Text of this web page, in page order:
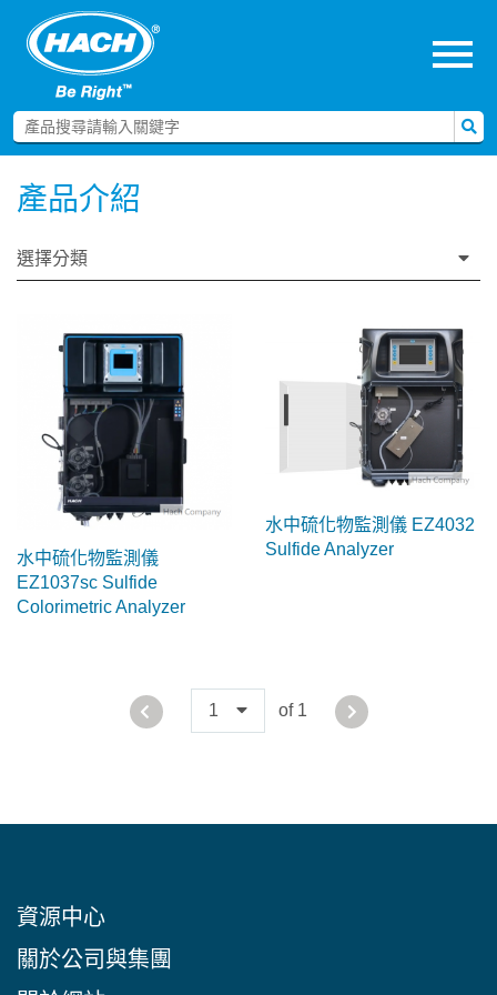
menu
產品介紹
選擇分類
水中硫化物監測儀
EZ1037sc Sulfide
Colorimetric Analyzer
水中硫化物監測儀 EZ4032
Sulfide Analyzer
1 of 1
資源中心
關於公司與集團